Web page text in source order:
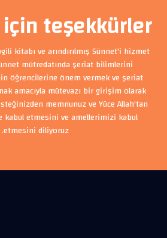
teşekkürler
kitabı ve arındırılmış Sünnet'i hizmet
müfredatında şeriat bilimlerini
öğrencilerine önem vermek ve şeriat
amacıyla mütevazı bir girişim olarak
memnunuz ve Yüce Allah'tan
kabul etmesini ve amellerimizi kabul
etmesini diliyoruz. .